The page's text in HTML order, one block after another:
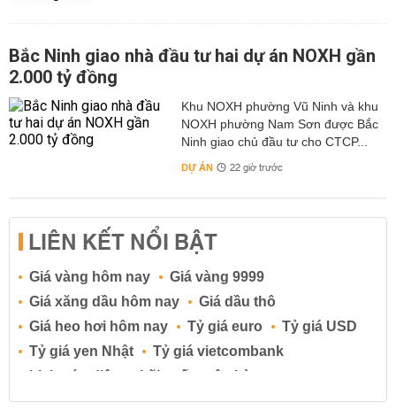
Bắc Ninh giao nhà đầu tư hai dự án NOXH gần
2.000 tỷ đồng
Khu NOXH phường Vũ Ninh và khu
NOXH phường Nam Sơn được Bắc
Ninh giao chủ đầu tư cho CTCP...
DỰ ÁN 22 giờ trước
LIÊN KẾT NỔI BẬT
Giá vàng hôm nay
Giá vàng 9999
Giá xăng dầu hôm nay
Giá dầu thô
Giá heo hơi hôm nay
Tỷ giá euro
Tỷ giá USD
Tỷ giá yen Nhật
Tỷ giá vietcombank
Lịch cúp điện
Lãi suất ngân hàng
Lãi suất tiết kiệm
Lãi suất tiền gửi